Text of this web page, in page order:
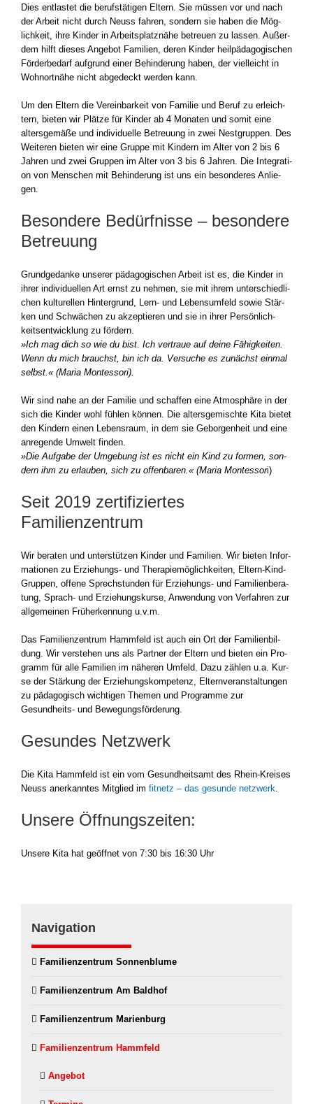
Dies ent­las­tet die berufs­tä­ti­gen Eltern. Sie müs­sen vor und nach
der Arbeit nicht durch Neuss fah­ren, son­dern sie haben die Mög­
lich­keit, ihre Kin­der in Arbeits­platz­nä­he betreu­en zu las­sen. Außer­
dem hilft die­ses Ange­bot Fami­li­en, deren Kin­der heil­päd­ago­gi­schen
För­der­be­darf auf­grund einer Behin­de­rung haben, der viel­leicht in
Wohn­ort­nä­he nicht abge­deckt wer­den kann.
Um den Eltern die Ver­ein­bar­keit von Fami­lie und Beruf zu erleich­
tern, bie­ten wir Plät­ze für Kin­der ab 4 Mona­ten und somit eine
alters­ge­mä­ße und indi­vi­du­el­le Betreu­ung in zwei Nest­grup­pen. Des
Wei­te­ren bie­ten wir eine Grup­pe mit Kin­dern im Alter von 2 bis 6
Jah­ren und zwei Grup­pen im Alter von 3 bis 6 Jah­ren. Die Inte­gra­ti­
on von Men­schen mit Behin­de­rung ist uns ein beson­de­res Anlie­
gen.
Besondere Bedürfnisse – besondere
Betreuung
Grund­ge­dan­ke unse­rer päd­ago­gi­schen Arbeit ist es, die Kin­der in
ihrer indi­vi­du­el­len Art ernst zu neh­men, sie mit ihrem unter­schied­li­
chen kul­tu­rel­len Hin­ter­grund, Lern- und Lebens­um­feld sowie Stär­
ken und Schwä­chen zu akzep­tie­ren und sie in ihrer Per­sön­lich­
keits­ent­wick­lung zu för­dern.
»Ich mag dich so wie du bist. Ich ver­traue auf dei­ne Fähig­kei­ten.
Wenn du mich brauchst, bin ich da. Ver­su­che es zunächst ein­mal
selbst.« (Maria Montesso­ri).
Wir sind nahe an der Fami­lie und schaf­fen eine Atmo­sphä­re in der
sich die Kin­der wohl füh­len kön­nen. Die alters­ge­misch­te Kita bie­tet
den Kin­dern einen Lebens­raum, in dem sie Gebor­gen­heit und eine
anre­gen­de Umwelt fin­den.
»Die Auf­ga­be der Umge­bung ist es nicht ein Kind zu for­men, son­
dern ihm zu erlau­ben, sich zu offen­ba­ren.« (Maria Montessori)
Seit 2019 zertifiziertes
Familienzentrum
Wir bera­ten und unter­stüt­zen Kin­der und Fami­li­en. Wir bie­ten Infor­
ma­tio­nen zu Erziehungs- und The­ra­pie­mög­lich­kei­ten, Eltern-Kind-
Gruppen, offe­ne Sprech­stun­den für Erziehungs- und Fami­li­en­be­ra­
tung, Sprach- und Erzie­hungs­kur­se, Anwen­dung von Ver­fah­ren zur
all­ge­mei­nen Früh­erken­nung u.v.m.
Das Fami­li­en­zen­trum Hamm­feld ist auch ein Ort der Fami­li­en­bil­
dung. Wir ver­ste­hen uns als Part­ner der Eltern und bie­ten ein Pro­
gramm für alle Fami­li­en im nähe­ren Umfeld. Dazu zäh­len u.a. Kur­
se der Stär­kung der Erzie­hungs­kom­pe­tenz, Eltern­ver­an­stal­tun­gen
zu päd­ago­gisch wich­ti­gen The­men und Pro­gram­me zur
Gesundheits- und Bewe­gungs­för­de­rung.
Gesundes Netzwerk
Die Kita Hamm­feld ist ein vom Gesund­heits­amt des Rhein-Kreises
Neuss aner­kann­tes Mit­glied im fit­netz – das gesun­de netz­werk.
Unsere Öffnungszeiten:
Unse­re Kita hat geöff­net von 7:30 bis 16:30 Uhr
Navigation
Fami­li­en­zen­trum Son­nen­blu­me
Fami­li­en­zen­trum Am Bald­hof
Fami­li­en­zen­trum Mari­en­burg
Fami­li­en­zen­trum Hamm­feld
Ange­bot